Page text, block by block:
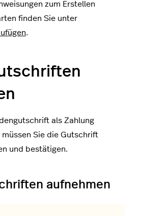
zum Erstellen
finden Sie unter
.
als Zahlung
Sie die Gutschrift
und bestätigen.
aufnehmen